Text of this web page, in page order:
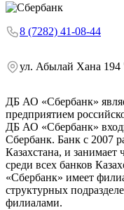
8 (7282) 41-08-44
ул. Абылай Хана
ДБ АО «Сбербанк»
предприятием
ДБ АО «Сбербанк»
Сбербанк. Банк с 2007
Казахстана, и занимает
среди всех банков
«Сбербанк» имеет
структурных
филиалами.